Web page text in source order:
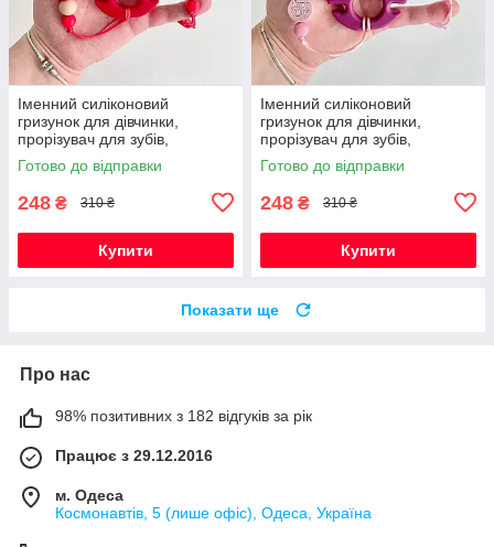
Іменний силіконовий
гризунок для дівчинки,
прорізувач для зубів,
Монстера (червоний)
Готово до відправки
248 ₴ 310 ₴
Купити
Іменний силіконовий
гризунок для дівчинки,
прорізувач для зубів,
Монстера (винний)
Готово до відправки
248 ₴ 310 ₴
Купити
Показати ще
Про нас
98% позитивних з 182 відгуків за рік
Працює з 29.12.2016
м. Одеса
Космонавтів, 5 (лише офіс), Одеса, Україна